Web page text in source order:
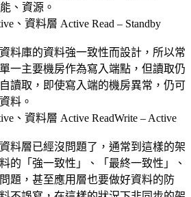
、資源。
、資料層 Active Read – Standby
料庫的資料強一致性而設計，所以常
一主要機房作為寫入端點，但讀取仍
讀取，即使寫入端的機房異常，仍可
料。
、資料層 Active ReadWrite – Active
料層已經沒問題了，通常到這樣的架
的「強一致性」、「最終一致性」、
問題，甚至應用層也要做好資料的防